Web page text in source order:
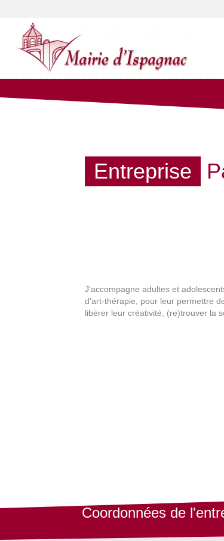
Entreprise
J'accompagne adultes et
d'art-thérapie, pour leur permettre
libérer leur créativité, (re)trouver la
Coordonnées de